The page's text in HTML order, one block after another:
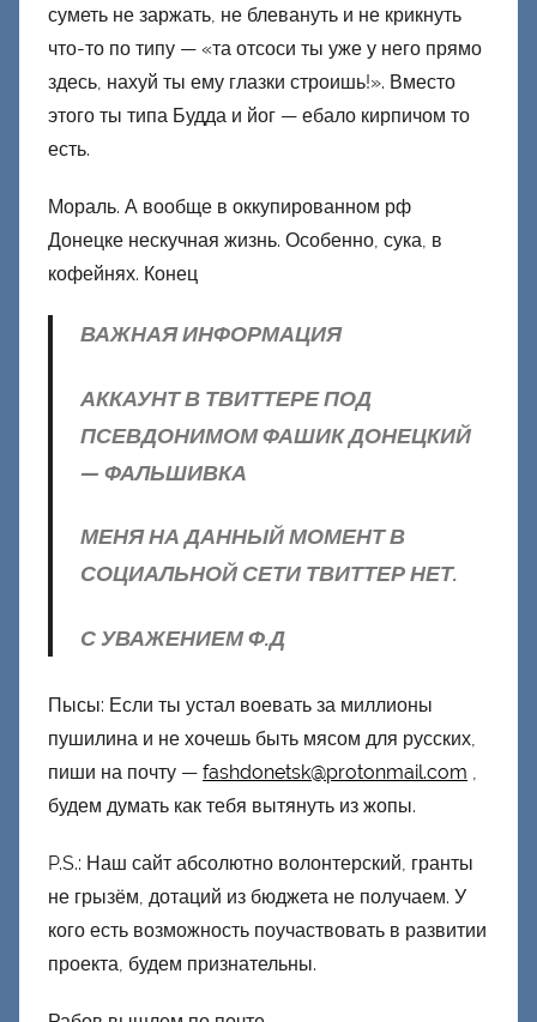
суметь не заржать, не блевануть и не крикнуть
что-то по типу — «та отсоси ты уже у него прямо
здесь, нахуй ты ему глазки строишь!». Вместо
этого ты типа Будда и йог — ебало кирпичом то
есть.
Мораль. А вообще в оккупированном рф
Донецке нескучная жизнь. Особенно, сука, в
кофейнях. Конец
ВАЖНАЯ ИНФОРМАЦИЯ
АККАУНТ В ТВИТТЕРЕ ПОД
ПСЕВДОНИМОМ ФАШИК ДОНЕЦКИЙ
— ФАЛЬШИВКА
МЕНЯ НА ДАННЫЙ МОМЕНТ В
СОЦИАЛЬНОЙ СЕТИ ТВИТТЕР НЕТ.
С УВАЖЕНИЕМ Ф.Д
Пысы: Если ты устал воевать за миллионы
пушилина и не хочешь быть мясом для русских,
пиши на почту — fashdonetsk@protonmail.com
будем думать как тебя вытянуть из жопы.
P.S.: Наш сайт абсолютно волонтерский, гранты
не грызём, дотаций из бюджета не получаем. У
кого есть возможность поучаствовать в развитии
проекта, будем признательны.